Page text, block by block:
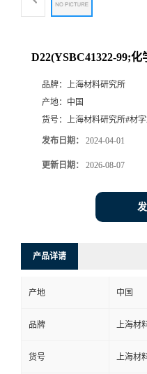
D22(YSBC41322-99;
品牌： 上海材料研究所
产地： 中国
货号： 上海材料研究所#材字
发布日期： 2024-04-01
更新日期： 2026-08-07
产品详请
产地 中国
品牌 上海材
货号 上海材